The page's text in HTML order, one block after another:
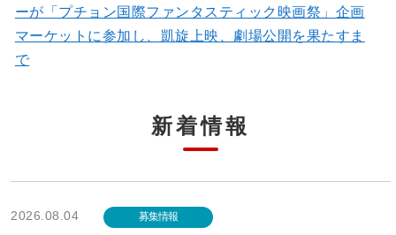
ーが「プチョン国際ファンタスティック映画祭」企画
マーケットに参加し、凱旋上映、劇場公開を果たすま
で
新着情報
2026.08.04 募集情報